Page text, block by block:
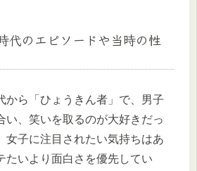
代のエピソードや当時の性
から「ひょうきん者」で、男子
い、笑いを取るのが大好きだっ
女子に注目されたい気持ちはあ
たいより面白さを優先してい